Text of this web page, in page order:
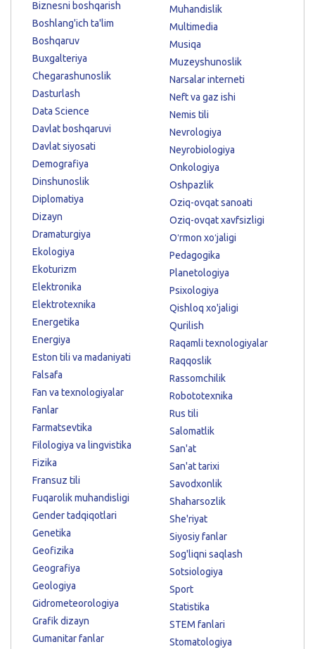
Biznesni boshqarish
Boshlang'ich ta'lim
Boshqaruv
Buxgalteriya
Chegarashunoslik
Dasturlash
Data Science
Davlat boshqaruvi
Davlat siyosati
Demografiya
Dinshunoslik
Diplomatiya
Dizayn
Dramaturgiya
Ekologiya
Ekoturizm
Elektronika
Elektrotexnika
Energetika
Energiya
Eston tili va madaniyati
Falsafa
Fan va texnologiyalar
Fanlar
Farmatsevtika
Filologiya va lingvistika
Fizika
Fransuz tili
Fuqarolik muhandisligi
Gender tadqiqotlari
Genetika
Geofizika
Geografiya
Geologiya
Gidrometeorologiya
Grafik dizayn
Gumanitar fanlar
Muhandislik
Multimedia
Musiqa
Muzeyshunoslik
Narsalar interneti
Neft va gaz ishi
Nemis tili
Nevrologiya
Neyrobiologiya
Onkologiya
Oshpazlik
Oziq-ovqat sanoati
Oziq-ovqat xavfsizligi
Oʻrmon xoʻjaligi
Pedagogika
Planetologiya
Psixologiya
Qishloq xo'jaligi
Qurilish
Raqamli texnologiyalar
Raqqoslik
Rassomchilik
Robototexnika
Rus tili
Salomatlik
San'at
San'at tarixi
Savodxonlik
Shaharsozlik
She'riyat
Siyosiy fanlar
Sog'liqni saqlash
Sotsiologiya
Sport
Statistika
STEM fanlari
Stomatologiya